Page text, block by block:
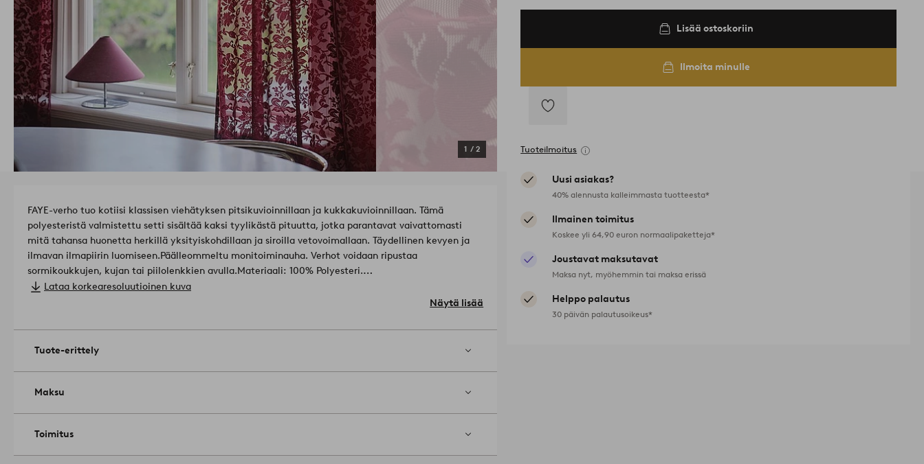
1 / 2
Lisää ostoskoriin
Ilmoita minulle
suosikkeihin
Tuoteilmoitus
Uusi asiakas?
40% alennusta kalleimmasta tuotteesta*
Ilmainen toimitus
Koskee yli 64,90 euron normaalipaketteja*
Joustavat maksutavat
Maksa nyt, myöhemmin tai maksa erissä
Helppo palautus
30 päivän palautusoikeus*
FAYE-verho tuo kotiisi klassisen viehätyksen pitsikuvioinnillaan ja kukkakuvioinnillaan. Tämä
polyesteristä valmistettu setti sisältää kaksi tyylikästä pituutta, jotka parantavat vaivattomasti
mitä tahansa huonetta herkillä yksityiskohdillaan ja siroilla vetovoimallaan. Täydellinen kevyen ja
ilmavan ilmapiirin luomiseen.Päälleommeltu monitoiminauha. Verhot voidaan ripustaa
sormikoukkujen, kujan tai piilolenkkien avulla.
Materiaali: 100% Polyesteri.
Leveys: 135 cm. Valitse pituus tilattaessa.
Paino: 110 g/m².
Verhon valonvaimennuskerroin: läpikuultava.
lian tunkeutumisen kankaaseen. Lisäksi verhot säilyttävät värinsä pidempään. Tahrat poistetaan
Lataa korkearesoluutioinen kuva
Näytä lisää
Tuote-erittely
Maksu
Toimitus